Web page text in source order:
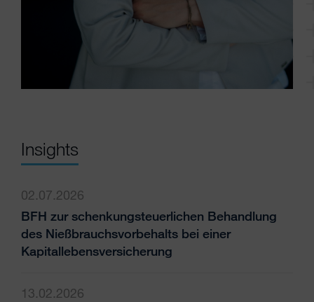
Insights
02.07.2026
BFH zur schenkungsteuerlichen Behandlung
des Nießbrauchsvorbehalts bei einer
Kapitallebensversicherung
13.02.2026